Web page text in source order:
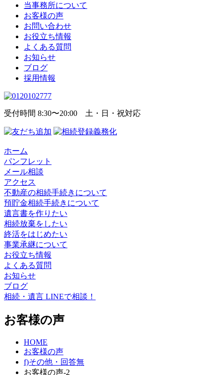
当事務所について
お客様の声
お問い合わせ
お役立ち情報
よくある質問
お知らせ
ブログ
採用情報
受付時間 8:30〜20:00 土・日・祝対応
ホーム
パンフレット
メール相談
アクセス
不動産の相続手続きについて
預貯金相続手続きについて
遺言書を作りたい
相続放棄をしたい
終活をはじめたい
事業承継について
お役立ち情報
よくある質問
お知らせ
ブログ
相続・遺言 LINEで相談！
お客様の声
HOME
お客様の声
f)その他・回答無
お客様の声-2